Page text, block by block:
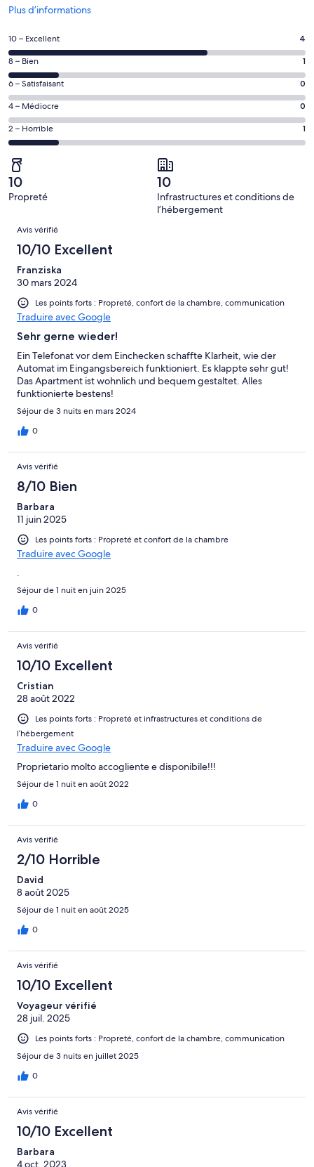
Plus d’informations
S’ouvre
une
nouvelle
fenêtre
Note
des
voyageurs
de 10
(Excellent),
d’après 4 avis
sur 6.
10 – Excellent 4
Note
des
voyageurs
de 8
(Bien),
d’après 1 avis
8 – Bien 1
Note
des
voyageurs
de 6
(Satisfaisant),
d’après 0 avis
sur 6.
6 – Satisfaisant 0
Note
des
voyageurs
(Médiocre),
d’après 0 avis
sur 6.
4 – Médiocre 0
Note
des
voyageurs
de 2
(Horrible),
d’après 1 avis
2 – Horrible 1
10
Propreté
10
Infrastructures et conditions de
l’hébergement
Avis
Avis vérifié
10/10 Excellent
Franziska
30 mars 2024
Les points forts : Propreté, confort de la chambre, communication
Traduire avec Google
Sehr gerne wieder!
Ein Telefonat vor dem Einchecken schaffte Klarheit, wie der
Automat im Eingangsbereich funktioniert. Es klappte sehr gut!
Das Apartment ist wohnlich und bequem gestaltet. Alles
funktionierte bestens!
Séjour de 3 nuits en mars 2024
0
Avis vérifié
8/10 Bien
Barbara
11 juin 2025
Les points forts : Propreté et confort de la chambre
Traduire avec Google
.
Séjour de 1 nuit en juin 2025
0
Avis vérifié
10/10 Excellent
Cristian
28 août 2022
Les points forts : Propreté et infrastructures et conditions de
l’hébergement
Traduire avec Google
Proprietario molto accogliente e disponibile!!!
Séjour de 1 nuit en août 2022
0
Avis vérifié
2/10 Horrible
David
8 août 2025
Séjour de 1 nuit en août 2025
0
Avis vérifié
10/10 Excellent
Voyageur vérifié
28 juil. 2025
Les points forts : Propreté, confort de la chambre, communication
Séjour de 3 nuits en juillet 2025
0
Avis vérifié
10/10 Excellent
Barbara